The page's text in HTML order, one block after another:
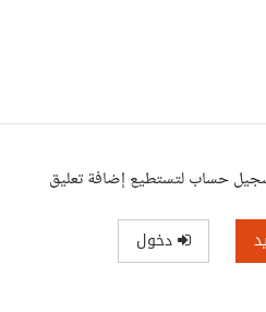
حساب لتستطيع إضافة تعليق
دخول